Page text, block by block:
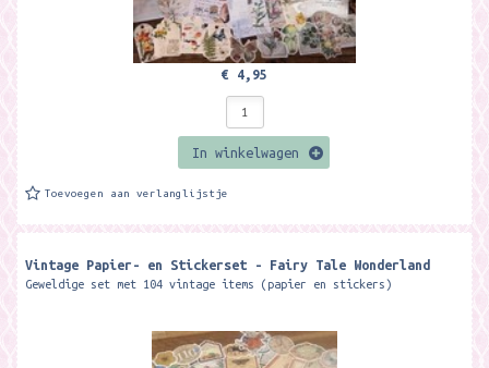
€ 4,95
In winkelwagen
Toevoegen aan verlanglijstje
Vintage Papier- en Stickerset - Fairy Tale Wonderland
Geweldige set met 104 vintage items (papier en stickers)